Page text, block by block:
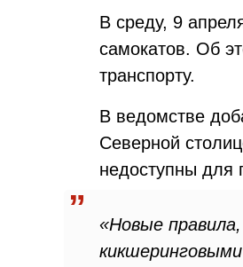
В среду, 9
самокатов. Об
транспорту.
В ведомстве
Северной
недоступны для
«Новые